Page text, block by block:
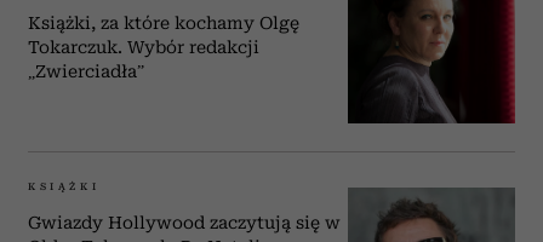
Książki, za które kochamy Olgę
Tokarczuk. Wybór redakcji
„Zwierciadła”
KSIĄŻKI
Gwiazdy Hollywood zaczytują się w